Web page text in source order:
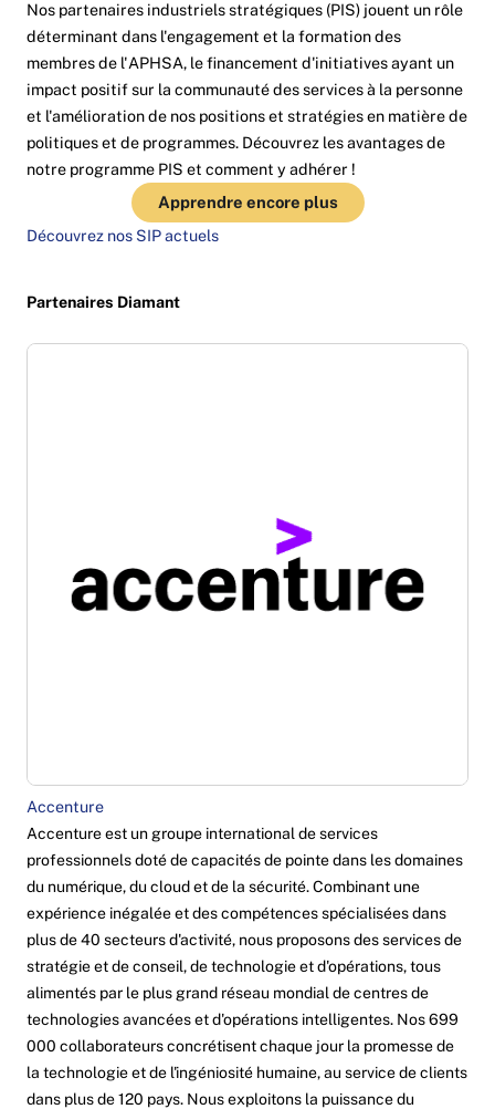
Nos partenaires industriels stratégiques (PIS) jouent un rôle
déterminant dans l'engagement et la formation des
membres de l'APHSA, le financement d'initiatives ayant un
impact positif sur la communauté des services à la personne
et l'amélioration de nos positions et stratégies en matière de
politiques et de programmes. Découvrez les avantages de
notre programme PIS et comment y adhérer !
Apprendre encore plus
Découvrez nos SIP actuels
Partenaires Diamant
Accenture
Accenture est un groupe international de services
professionnels doté de capacités de pointe dans les domaines
du numérique, du cloud et de la sécurité. Combinant une
expérience inégalée et des compétences spécialisées dans
plus de 40 secteurs d'activité, nous proposons des services de
stratégie et de conseil, de technologie et d'opérations, tous
alimentés par le plus grand réseau mondial de centres de
technologies avancées et d'opérations intelligentes. Nos 699
000 collaborateurs concrétisent chaque jour la promesse de
la technologie et de l'ingéniosité humaine, au service de clients
dans plus de 120 pays. Nous exploitons la puissance du